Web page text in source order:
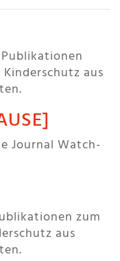
aus
Journal Watch-
zum
aus